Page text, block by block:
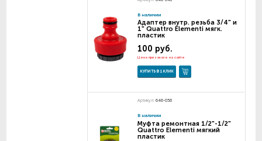
В наличии
Адаптер внутр. резьба 3/4" и
1" Quattro Elementi мягк.
пластик
100 руб.
Цена при заказе на сайте
КУПИТЬ В 1 КЛИК
Артикул: 646-058
В наличии
Муфта ремонтная 1/2"-1/2"
Quattro Elementi мягкий
пластик